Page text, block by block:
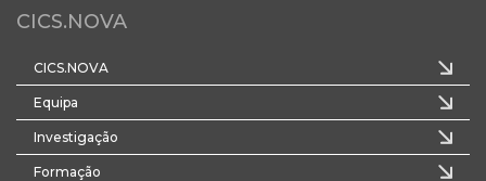
CICS.NOVA
CICS.NOVA
Equipa
Investigação
Formação